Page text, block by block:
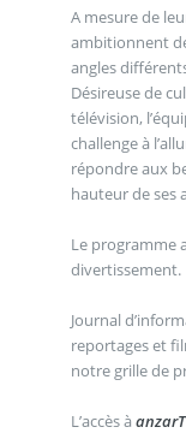
A mesure de
ambitionnent
angles
Désireuse de
télévision,
challenge à
répondre aux
hauteur de ses
Le programme
divertissement.
Journal
reportages et
notre grille de
L’accès à